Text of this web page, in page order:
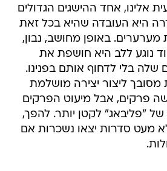
אלינו, אחד ההישגים הגדולים
היא העובדה שהיא בכל זאת
באופן מחושב, נבון,
נוגע ללב היא חושפת את
שלה בלי לדחוף אותם בפנינו.
ליצור יצירה מושלמת
פרקים, אבל מיעוט הפרקים
"פליבאג" לקטן יותר. להפך,
מעט סדרות יצאו נשכרות אם